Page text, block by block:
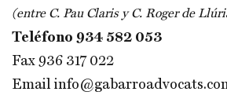
(entre C. Pau Claris y C. Roger de
Teléfono 934 582 053
Fax 936 317 022
Email